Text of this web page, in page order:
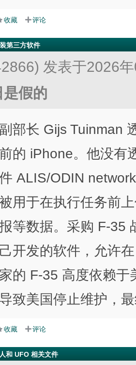
收藏 评论
第三方软件
发表于2026
假的
部长 Gijs Tuinman
的 iPhone。他没有
ALIS/ODIN
用于在执行任务前
等数据。采购 F-35
开发的软件，允许
的 F-35 高度依赖
致美国停止维护，
收藏 评论
和 UFO 相关文件